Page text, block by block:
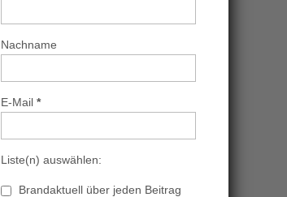
Nachname
E-Mail *
Liste(n) auswählen:
Brandaktuell über jeden Beitrag